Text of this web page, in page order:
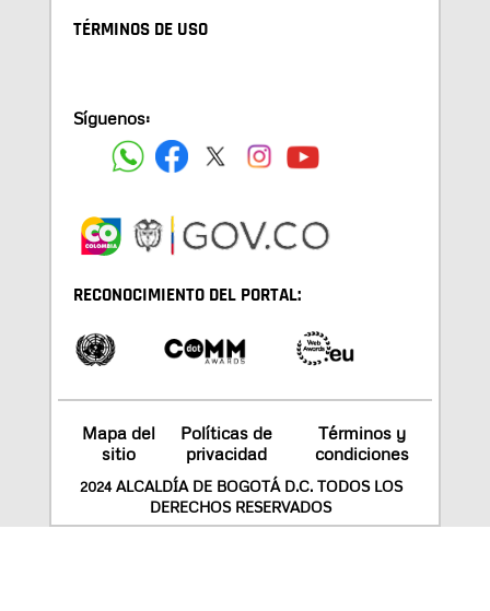
TÉRMINOS DE USO
Síguenos:
RECONOCIMIENTO DEL PORTAL:
Mapa del
sitio
Políticas de
privacidad
Términos y
condiciones
2024 ALCALDÍA DE BOGOTÁ D.C. TODOS LOS
DERECHOS RESERVADOS